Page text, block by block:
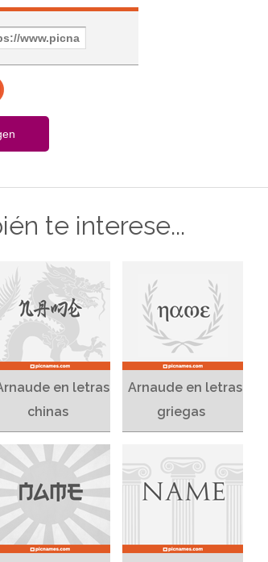
te interese...
en letras
chinas
Arnaude en letras
griegas